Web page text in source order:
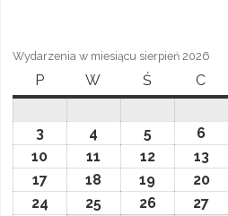
Wydarzenia w miesiącu sierpień 2026
Pponiedziałek
W wtorekŚśroda C
33
sierpnia,
2026
4
sierpnia,
2026
55
sierpnia,
2026
6
10
sierpnia,
11
sierpnia,
1212
sierpnia,
2026
1313
1717
sierpnia,
18
sierpnia,
19
sierpnia,
2020
24 25 2626
27